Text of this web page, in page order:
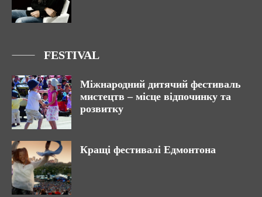
FESTIVAL
Міжнародний дитячий фестиваль
мистецтв – місце відпочинку та
розвитку
Кращі фестивалі Едмонтона